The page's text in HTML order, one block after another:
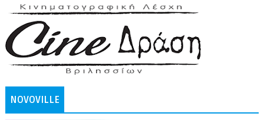
NOVOVILLE